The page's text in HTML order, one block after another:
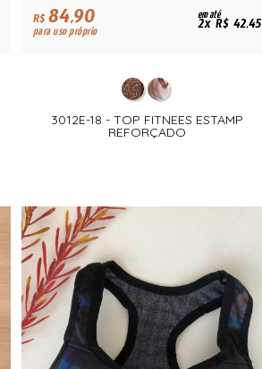
R$84,90
para uso próprio
em até
2x R$ 42,45
3012E-18 - TOP FITNEES ESTAMP
REFORÇADO